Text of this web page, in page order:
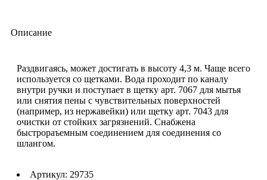
Описание
Раздвигаясь, может достигать в высоту 4,3 м. Чаще всего
используется со щетками. Вода проходит по каналу
внутри ручки и поступает в щетку арт. 7067 для мытья
или снятия пены с чувствительных поверхностей
(например, из нержавейки) или щетку арт. 7043 для
очистки от стойких загрязнений. Снабжена
быстрораъемным соединением для соединения со
шлангом.
Артикул: 29735